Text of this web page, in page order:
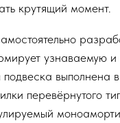
крутящий момент.
узнаваемую
выполнена
перевёрнутого